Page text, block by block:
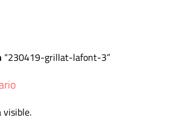
230419-grillat-lafont-3
visible.